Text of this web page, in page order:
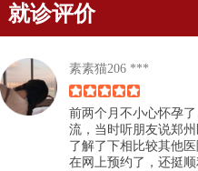
就诊评价
素素猫206 ***
前两个月不小心怀孕
流，当时听朋友说郑
了解了下相比较其他
在网上预约了，还挺